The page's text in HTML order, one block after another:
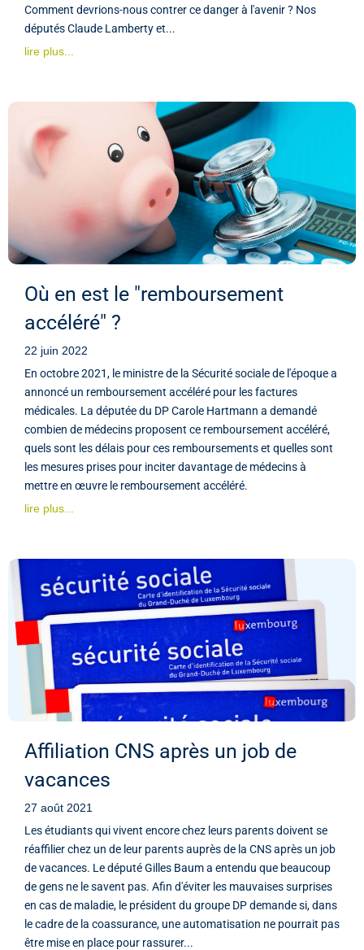
Comment devrions-nous contrer ce danger à l'avenir ? Nos
députés Claude Lamberty et...
lire plus...
Où en est le "remboursement
accéléré" ?
22 juin 2022
En octobre 2021, le ministre de la Sécurité sociale de l'époque a
annoncé un remboursement accéléré pour les factures
médicales. La députée du DP Carole Hartmann a demandé
combien de médecins proposent ce remboursement accéléré,
quels sont les délais pour ces remboursements et quelles sont
les mesures prises pour inciter davantage de médecins à
mettre en œuvre le remboursement accéléré.
lire plus...
Affiliation CNS après un job de
vacances
27 août 2021
Les étudiants qui vivent encore chez leurs parents doivent se
réaffilier chez un de leur parents auprès de la CNS après un job
de vacances. Le député Gilles Baum a entendu que beaucoup
de gens ne le savent pas. Afin d'éviter les mauvaises surprises
en cas de maladie, le président du groupe DP demande si, dans
le cadre de la coassurance, une automatisation ne pourrait pas
être mise en place pour rassurer...